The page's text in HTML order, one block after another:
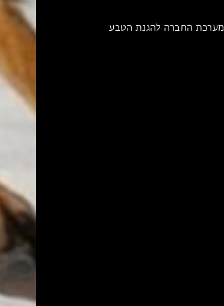
מערכת החברה להגנת הטבע